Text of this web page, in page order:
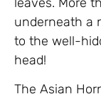
underneath a
to the well-
head!
The Asian